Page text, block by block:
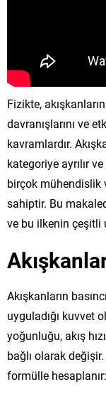
Fizikte,
davranışlarını ve
kavramlardır.
kategoriye ayrılır
birçok mühendislik
sahiptir. Bu
ve bu ilkenin çeşitli
Akışkanların
uyguladığı kuvvet
yoğunluğu, akış
bağlı olarak değişir.
formülle hesaplanır: